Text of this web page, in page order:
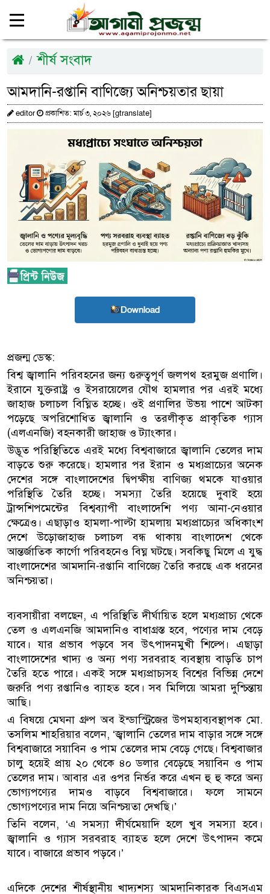
শীর্ষ সংবাদ
আমদানি-রপ্তানি বাণিজ্যে অনিশ্চয়তার ছায়া
editor প্রকাশিত: মার্চ ৩, ২০২৬ [gtranslate]
Download
প্রজন্ম ডেস্ক:
বিশ্ব জ্বালানি পরিবহনের জন্য গুরুত্বপূর্ণ জলপথ হরমুজ প্রণালি।
ইরানে যুক্তরাষ্ট্র ও ইসরায়েলের যৌথ হামলার পর এরই মধ্যে
জাহাজ চলাচল বিঘ্নিত হচ্ছে। ওই প্রণালির উভয় পাশে আটকা
পড়েছে অপরিশোধিত জ্বালানি ও তরলীকৃত প্রাকৃতিক গ্যাস
(এলএনজি) বহনকারী জাহাজ ও ট্যাংকার।
উদ্ভূত পরিস্থিতিতে এরই মধ্যে বিশ্ববাজারে জ্বালানি তেলের দাম
বাড়তে শুরু করেছে। হামলার পর ইরান ও মধ্যপ্রাচ্যের অনেক
দেশের সঙ্গে বাংলাদেশের দ্বিপক্ষীয় বাণিজ্য থমকে যাওয়ার
পরিস্থিতি তৈরি হচ্ছে। সমস্যা তৈরি হয়েছে দুবাই হয়ে
ট্রান্সশিপমেন্টের বিশ্বব্যাপী বাংলাদেশি পণ্য আনা-নেওয়ার
ক্ষেত্রেও। এছাড়াও হামলা-পাল্টা হামলায় মধ্যপ্রাচ্যের অধিকাংশ
দেশে উড়োজাহাজ চলাচল বন্ধ থাকায় বাংলাদেশ থেকে
আন্তর্জাতিক কার্গো পরিবহনেও বিঘ্ন ঘটছে। সবকিছু মিলে এ যুদ্ধ
বাংলাদেশের আমদানি-রপ্তানি বাণিজ্যে তৈরি করছে এক ধরনের
অনিশ্চয়তা।
ব্যবসায়ীরা বলছেন, এ পরিস্থিতি দীর্ঘায়িত হলে মধ্যপ্রাচ্য থেকে
তেল ও এলএনজি আমদানিও বাধাগ্রস্ত হবে, পণ্যের দাম বেড়ে
যাবে। যার প্রভাব পড়বে সব উৎপাদনমুখী শিল্পে। এছাড়া
বাংলাদেশের খাদ্য ও অন্য পণ্য সরবরাহ ব্যবস্থায় বাড়তি চাপ
তৈরি হতে পারে। একই সঙ্গে মধ্যপ্রাচ্যসহ বিশ্বের বিভিন্ন দেশে
জরুরি পণ্য রপ্তানিও ব্যাহত হবে। সব মিলিয়ে আমরা দুশ্চিন্তায়
আছি।
এ বিষয়ে মেঘনা গ্রুপ অব ইন্ডাস্ট্রিজের উপমহাব্যবস্থাপক মো.
তসলিম শাহরিয়ার বলেন, ‘জ্বালানি তেলের দাম বাড়ার সঙ্গে সঙ্গে
বিশ্ববাজারে সয়াবিন ও পাম তেলের দাম বেড়ে গেছে। বিশ্ববাজার
চালু হয়েই প্রায় ২০ থেকে ৪০ ডলার বেড়েছে সয়াবিন ও পাম
তেলের দাম। আবার এর ওপর নির্ভর করে এখন হু হু করে অন্য
ভোগ্যপণ্যের দামও বাড়বে বিশ্ববাজারে। ফলে সামনে
ভোগ্যপণ্যের দাম নিয়ে অনিশ্চয়তা দেখছি।’
তিনি বলেন, ‘এ সমস্যা দীর্ঘমেয়াদি হলে খুব সমস্যা হবে।
জ্বালানি ও গ্যাস সরবরাহ ব্যাহত হলে দেশে উৎপাদন কমে
যাবে। বাজারে প্রভাব পড়বে।’
এদিকে দেশের শীর্ষস্থানীয় খাদ্যশস্য আমদানিকারক বিএসএম